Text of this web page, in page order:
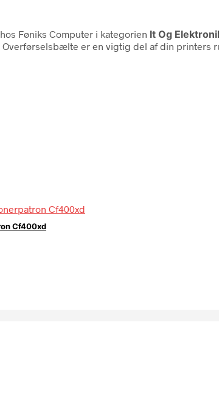
hos Føniks Computer i kategorien It Og
er en vigtig del af din
Cf400xd